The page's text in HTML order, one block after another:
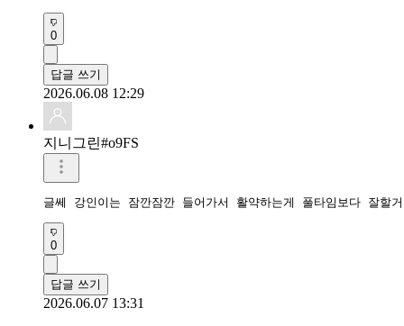
0
답글 쓰기
2026.06.08 12:29
지니그린#o9FS
글쎄 강인이는 잠깐잠깐 들어가서 활약하는게 풀타임보다 잘할
0
답글 쓰기
2026.06.07 13:31